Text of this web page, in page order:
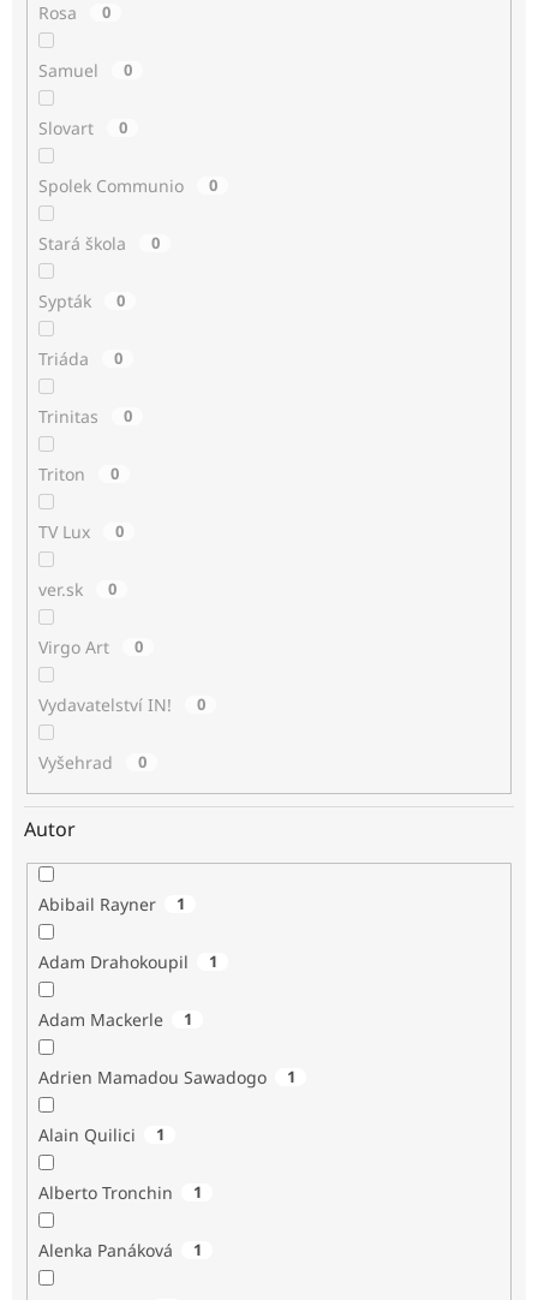
Rosa 0
Samuel 0
Slovart 0
Spolek Communio 0
Stará škola 0
Sypták 0
Triáda 0
Trinitas 0
Triton 0
TV Lux 0
ver.sk 0
Virgo Art 0
Vydavatelství IN! 0
Vyšehrad 0
Autor
Abibail Rayner 1
Adam Drahokoupil 1
Adam Mackerle 1
Adrien Mamadou Sawadogo 1
Alain Quilici 1
Alberto Tronchin 1
Alenka Panáková 1